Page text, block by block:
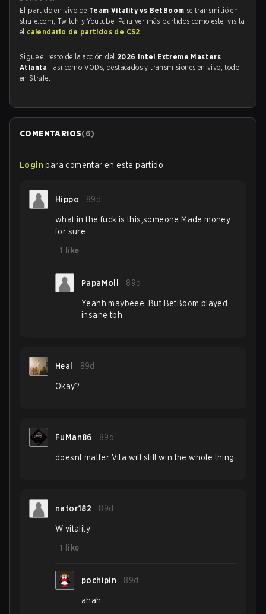
El partido en vivo de Team Vitality vs BetBoom se transmitió en
strafe.com, Twitch y Youtube. Para ver más partidos como este, visita
el calendario de partidos de CS2 .
Sigue el resto de la acción del 2026 Intel Extreme Masters
Atlanta , así como VODs, destacados y transmisiones en vivo, todo
en Strafe.
COMENTARIOS(6)
Login para comentar en este partido
Hippo 89d
what in the fuck is this,someone Made money
for sure
1
like
PapaMoll 89d
Yeahh maybeee. But BetBoom played
insane tbh
Heal 89d
Okay?
FuMan86 89d
doesnt matter Vita will still win the whole thing
nator182 89d
W vitality
1
like
pochipin 89d
ahah